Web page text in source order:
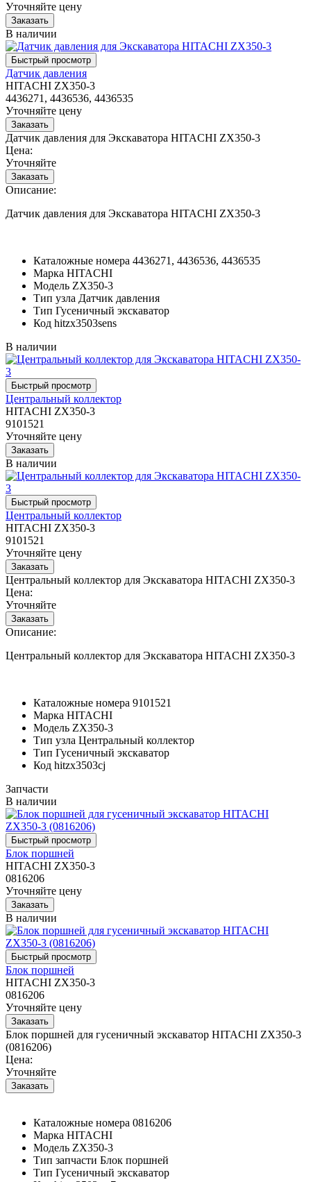
Уточняйте цену
В наличии
Датчик давления
HITACHI ZX350-3
4436271, 4436536, 4436535
Уточняйте цену
Датчик давления для Экскаватора HITACHI ZX350-3
Цена:
Уточняйте
Описание:
Датчик давления для Экскаватора HITACHI ZX350-3
Каталожные номера 4436271, 4436536, 4436535
Марка HITACHI
Модель ZX350-3
Тип узла Датчик давления
Тип Гусеничный экскаватор
Код hitzx3503sens
В наличии
Центральный коллектор
HITACHI ZX350-3
9101521
Уточняйте цену
В наличии
Центральный коллектор
HITACHI ZX350-3
9101521
Уточняйте цену
Центральный коллектор для Экскаватора HITACHI ZX350-3
Цена:
Уточняйте
Описание:
Центральный коллектор для Экскаватора HITACHI ZX350-3
Каталожные номера 9101521
Марка HITACHI
Модель ZX350-3
Тип узла Центральный коллектор
Тип Гусеничный экскаватор
Код hitzx3503cj
Запчасти
В наличии
Блок поршней
HITACHI ZX350-3
0816206
Уточняйте цену
В наличии
Блок поршней
HITACHI ZX350-3
0816206
Уточняйте цену
Блок поршней для гусеничный экскаватор HITACHI ZX350-3
(0816206)
Цена:
Уточняйте
Каталожные номера 0816206
Марка HITACHI
Модель ZX350-3
Тип запчасти Блок поршней
Тип Гусеничный экскаватор